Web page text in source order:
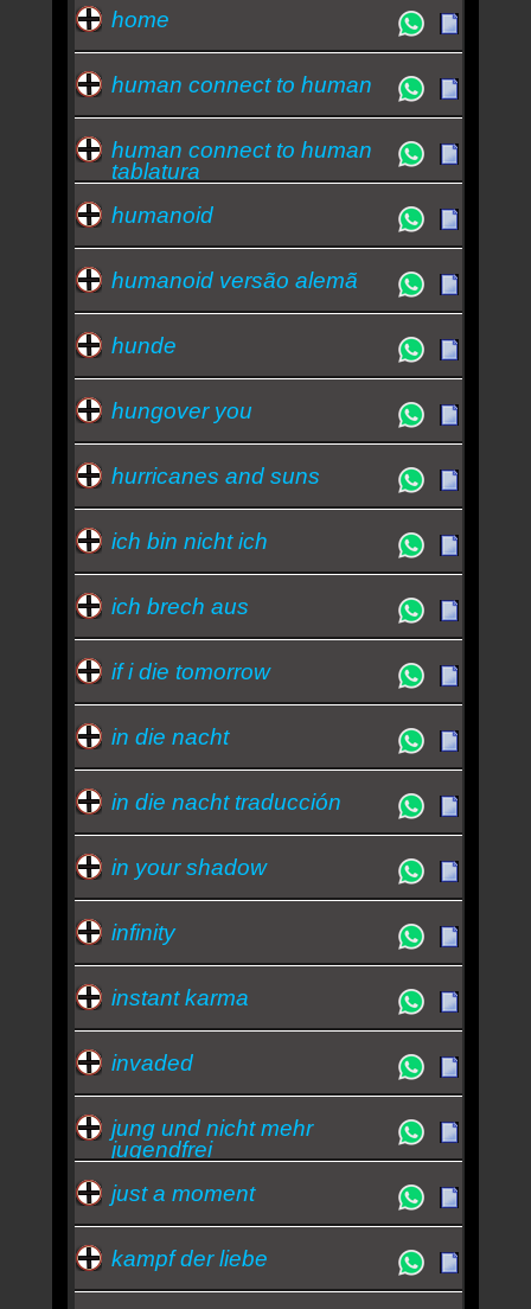
home
human connect to human
human connect to human
tablatura
humanoid
humanoid versão alemã
hunde
hungover you
hurricanes and suns
ich bin nicht ich
ich brech aus
if i die tomorrow
in die nacht
in die nacht traducción
in your shadow
infinity
instant karma
invaded
jung und nicht mehr
jugendfrei
just a moment
kampf der liebe